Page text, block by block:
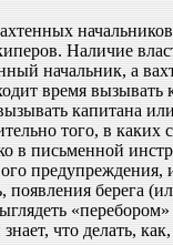
Наличие
начальник, а
время
капитана
того, в
в письменной
берега
что делать,